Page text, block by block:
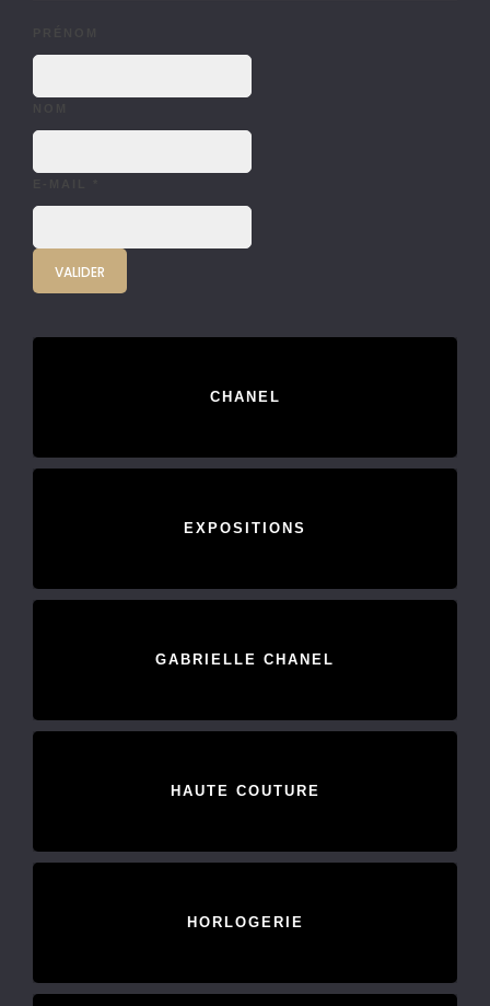
CHANEL
EXPOSITIONS
GABRIELLE CHANEL
HAUTE COUTURE
HORLOGERIE